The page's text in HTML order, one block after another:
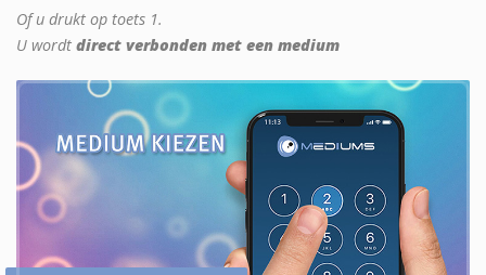
Of u drukt op toets 1.
U wordt direct verbonden met een medium